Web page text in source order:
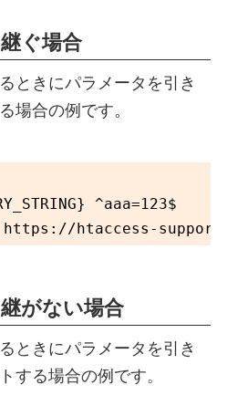
ぐ場合
ときにパラメータを引き
場合の例です。
^aaa=123$
がない場合
ときにパラメータを引き
する場合の例です。